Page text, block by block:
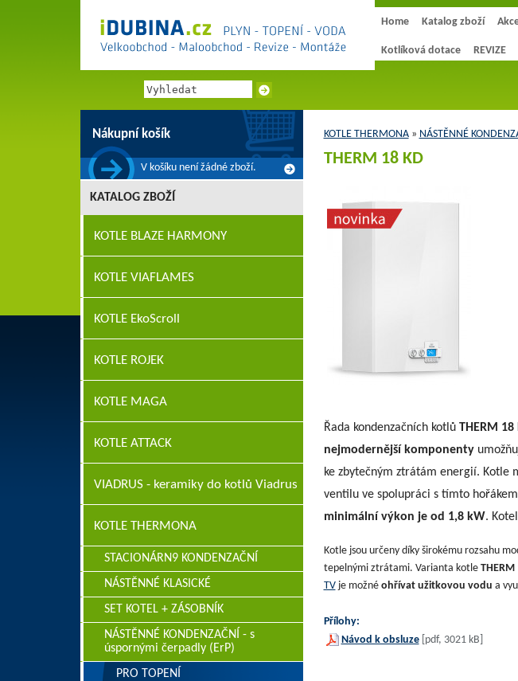
Home Katalog zboží
Kotlíková dotace REVIZE
KOTLE THERMONA» NÁSTĚNNÉ
THERM 18 KD
Řada kondenzačních kotlů THERM
nejmodernější komponenty
ke zbytečným ztrátám energií. Kotle
ventilu ve spolupráci s tímto
minimální výkon je od 1,8 kW.
Kotle jsou určeny díky širokému rozsahu
tepelnými ztrátami. Varianta kotle
TVje možné ohřívat užitkovou vodu a
Přílohy:
Návod k obsluze[pdf, 3021 kB]
Nákupní košík
V košíku není žádné zboží.
KATALOG ZBOŽÍ
KOTLE BLAZE HARMONY
KOTLE VIAFLAMES
KOTLE EkoScroll
KOTLE ROJEK
KOTLE MAGA
KOTLE ATTACK
VIADRUS - keramiky do kotlů Viadrus
KOTLE THERMONA
STACIONÁRN9 KONDENZAČNÍ
NÁSTĚNNÉ KLASICKÉ
SET KOTEL + ZÁSOBNÍK
NÁSTĚNNÉ KONDENZAČNÍ - s
úspornými čerpadly (ErP)
PRO TOPENÍ